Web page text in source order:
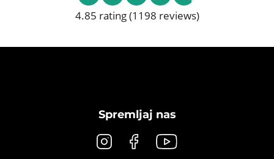
4.85 rating(1198 reviews)
Spremljaj nas